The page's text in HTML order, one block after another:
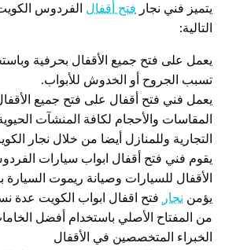
يتميز فني نجار فتح أقفال الفردوس
التالية:
يعمل على فتح جميع الأقفال بحرفية
تسبب الجروح أو الخدوش للأبواب.
يعمل فني فتح أقفال على فتح جميع
المقاسات والأحجام لكافة المنشآت
التجارية وللمنازل أيضا من خلال نجار
يقوم فني فتح أقفال ابواب سيارات
الأقفال للسيارات وصيانة ريموت السيارة
يؤمن نجار
فتح اقفال ابواب الكويت عدة
من المفتاح الأصلي باستخدام أفضل
الخبراء المتخصصين في الأقفال